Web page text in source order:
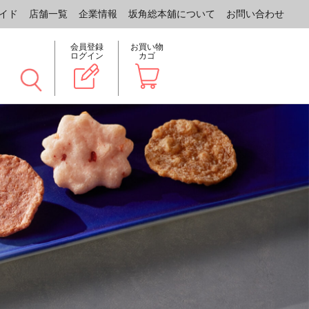
ド 店舗一覧 企業情報 坂角総本舖について お問い合わせ
会員登録
ログイン
お買い物
カゴ